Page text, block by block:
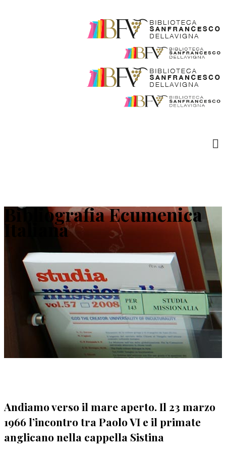
Bibliografia Ecumenica
Italiana
Andiamo verso il mare aperto. Il 23 marzo
1966 l’incontro tra Paolo VI e il primate
anglicano nella cappella Sistina